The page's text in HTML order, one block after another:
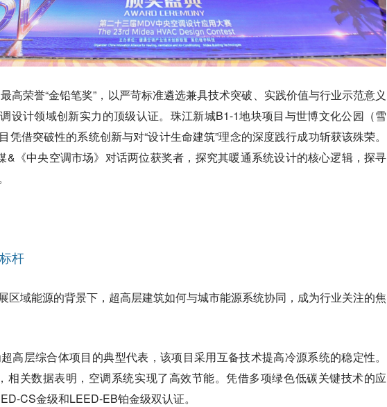
高荣誉“金铅笔奖”，以严苛标准遴选兼具技术突破、实践价值与行业示范意义
设计领域创新实力的顶级认证。珠江新城B1-1地块项目与世博文化公园（雪
凭借突破性的系统创新与对“设计生命建筑”理念的深度践行成功斩获该殊荣。
&《中央空调市场》对话两位获奖者，探究其暖通系统设计的核心逻辑，探寻
杆
区域能源的背景下，超高层建筑如何与城市能源系统协同，成为行业关注的焦
高层综合体项目的典型代表，该项目采用互备技术提高冷源系统的稳定性。
相关数据表明，空调系统实现了高效节能。凭借多项绿色低碳关键技术的应
CS金级和LEED-EB铂金级双认证。